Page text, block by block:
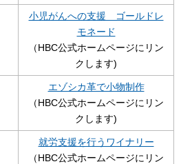
小児がんへの支援 ゴールドレ
モネード
（HBC公式ホームページにリン
クします)
エゾシカ革で小物制作
（HBC公式ホームページにリン
クします)
就労支援を行うワイナリー
（HBC公式ホームページにリン